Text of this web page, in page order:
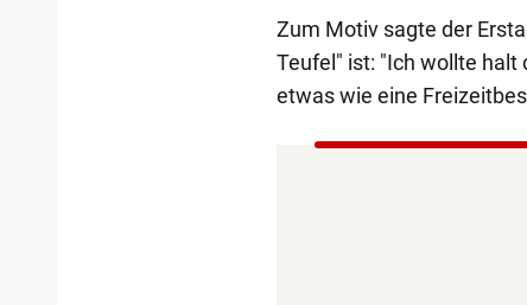
Zum Motiv sagte der
Teufel" ist: "Ich wollte halt
etwas wie eine